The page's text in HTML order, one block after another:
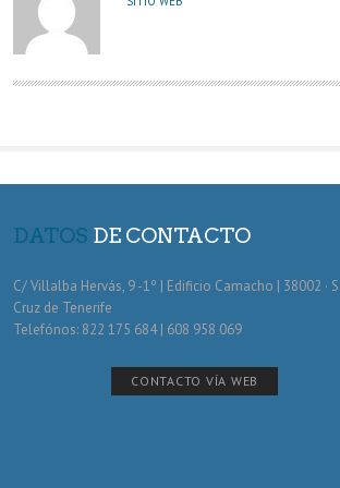
R
DATOS DE CONTACTO
C/ Villalba Hervás, 9 -1º | Edificio Camacho | 38002 ·
Cruz de Tenerife
Telefónos: 822 175 684 | 608 958 069
CONTACTO VÍA WEB